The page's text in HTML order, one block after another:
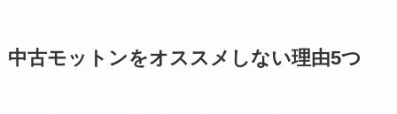
中古モットンをオススメしない理由5つ